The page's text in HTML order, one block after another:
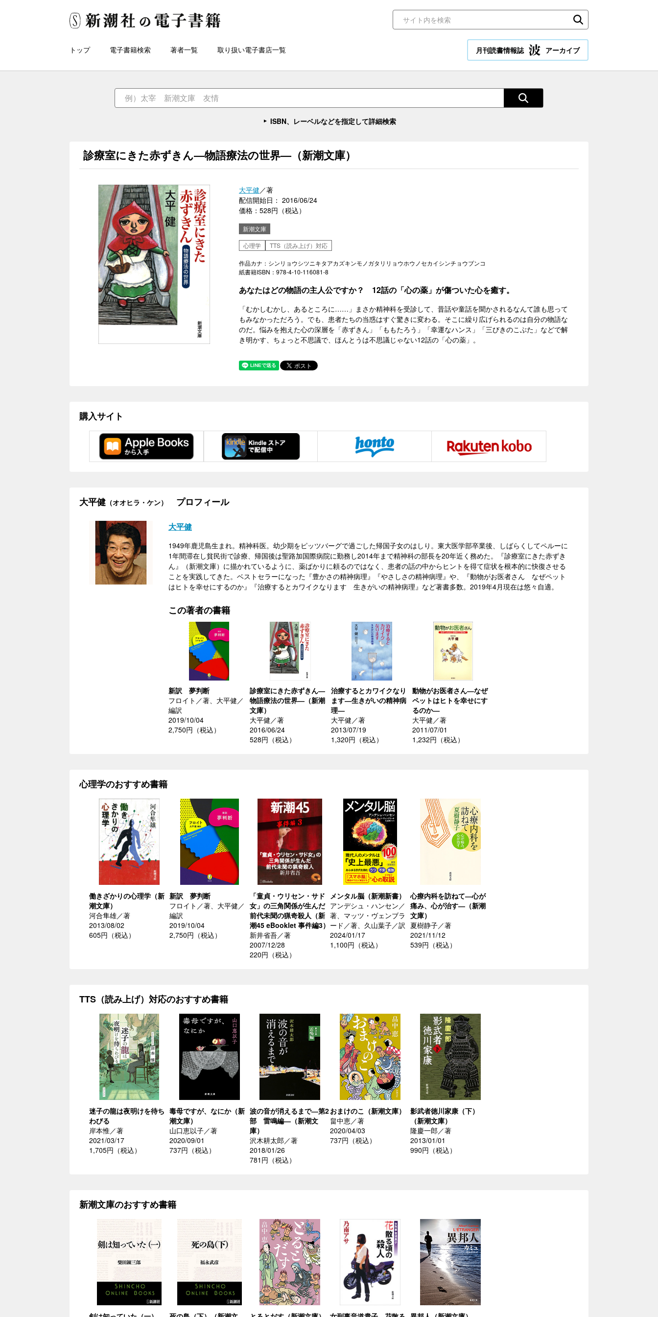
トップ 電子書籍検索 著者一覧 取り扱い電子書店一覧 月刊読書情報誌 アーカイブ
ISBN、レーベルなどを指定して詳細検索
診療室にきた赤ずきん―物語療法の世界―（新潮文庫）
大平健／著
配信開始日： 2016/06/24
価格：528円（税込）
新潮文庫
心理学
TTS（読み上げ）対応
作品カナ：シンリョウシツニキタアカズキンモノガタリリョウホウノセカイシンチョウブンコ
紙書籍ISBN：978-4-10-116081-8
あなたはどの物語の主人公ですか？ 12話の「心の薬」が傷ついた心を癒す。
「むかしむかし、あるところに……」まさか精神科を受診して、昔話や童話を聞かされるなんて誰も思って
もみなかっただろう。でも、患者たちの当惑はすぐ驚きに変わる。そこに繰り広げられるのは自分の物語な
のだ。悩みを抱えた心の深層を「赤ずきん」「ももたろう」「幸運なハンス」「三びきのこぶた」などで解
き明かす、ちょっと不思議で、ほんとうは不思議じゃない12話の「心の薬」。
購入サイト
大平健 （オオヒラ・ケン） プロフィール
大平健
1949年鹿児島生まれ。精神科医。幼少期をピッツバーグで過ごした帰国子女のはしり。東大医学部卒業後、しばらくしてペルーに
1年間滞在し貧民街で診療、帰国後は聖路加国際病院に勤務し2014年まで精神科の部長を20年近く務めた。『診療室にきた赤ずき
ん』（新潮文庫）に描かれているように、薬ばかりに頼るのではなく、患者の話の中からヒントを得て症状を根本的に快復させる
ことを実践してきた。ベストセラーになった『豊かさの精神病理』『やさしさの精神病理』や、『動物がお医者さん なぜペット
はヒトを幸せにするのか』『治療するとカワイクなります 生きがいの精神病理』など著書多数。2019年4月現在は悠々自適。
この著者の書籍
新訳 夢判断
フロイト／著、大平健／
編訳
2019/10/04
2,750円（税込）
診療室にきた赤ずきん―
物語療法の世界―（新潮
文庫）
大平健／著
2016/06/24
528円（税込）
治療するとカワイクなり
ます―生きがいの精神病
理―
大平健／著
2013/07/19
1,320円（税込）
動物がお医者さん―なぜ
ペットはヒトを幸せにす
るのか―
大平健／著
2011/07/01
1,232円（税込）
心理学のおすすめ書籍
働きざかりの心理学（新
潮文庫）
河合隼雄／著
2013/08/02
605円（税込）
新訳 夢判断
フロイト／著、大平健／
編訳
2019/10/04
2,750円（税込）
「童貞・ウリセン・サド
女」の三角関係が生んだ
前代未聞の猟奇殺人（新
潮45 eBooklet 事件編3）
新井省吾／著
2007/12/28
220円（税込）
メンタル脳（新潮新書）
アンデシュ・ハンセン／
著、マッツ・ヴェンブラ
ード／著、久山葉子／訳
2024/01/17
1,100円（税込）
心療内科を訪ねて―心が
痛み、心が治す―（新潮
文庫）
夏樹静子／著
2021/11/12
539円（税込）
TTS（読み上げ）対応のおすすめ書籍
迷子の龍は夜明けを待ち
わびる
岸本惟／著
2021/03/17
1,705円（税込）
毒母ですが、なにか（新
潮文庫）
山口恵以子／著
2020/09/01
737円（税込）
波の音が消えるまで―第2
部 雷鳴編―（新潮文
庫）
沢木耕太郎／著
2018/01/26
781円（税込）
おまけのこ（新潮文庫）
畠中恵／著
2020/04/03
737円（税込）
影武者徳川家康（下）
（新潮文庫）
隆慶一郎／著
2013/01/01
990円（税込）
新潮文庫のおすすめ書籍